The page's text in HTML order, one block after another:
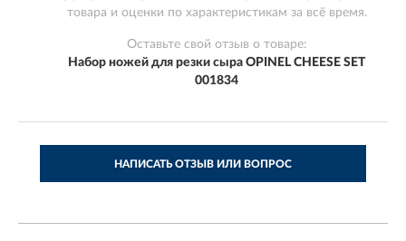
товара и оценки по характеристикам за всё время.
Оставьте свой отзыв о товаре:
Набор ножей для резки сыра OPINEL CHEESE SET
001834
НАПИСАТЬ ОТЗЫВ ИЛИ ВОПРОС